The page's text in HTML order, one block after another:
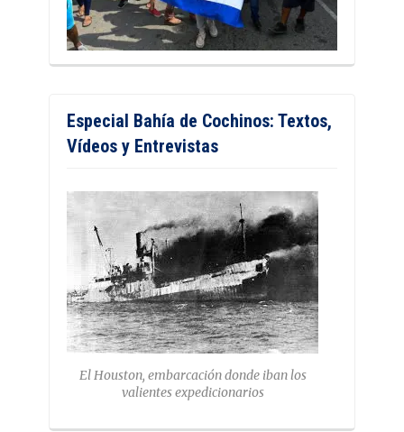
Especial Bahía de Cochinos: Textos,
Vídeos y Entrevistas
El Houston, embarcación donde iban los
valientes expedicionarios